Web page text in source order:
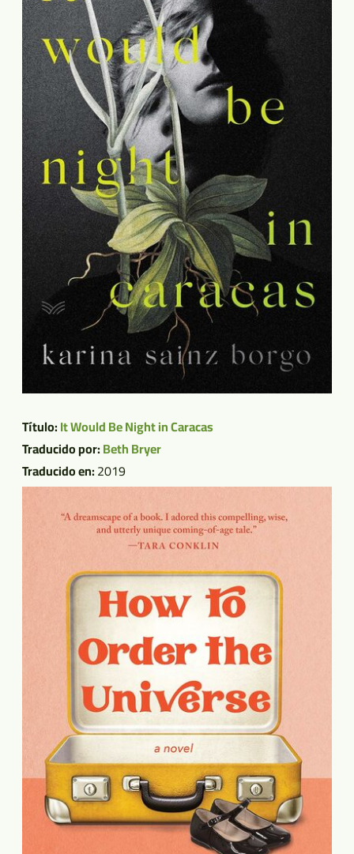
Título:It Would Be Night in Caracas
Traducido por:Beth Bryer
Traducido en:2019